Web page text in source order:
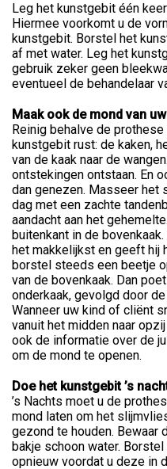
Leg het kunstgebit één
Hiermee voorkomt u de
kunstgebit. Borstel het
af met water. Leg het
gebruik zeker geen
eventueel de behandelaar
Maak ook de mond van
Reinig behalve de
kunstgebit rust: de kaken,
van de kaak naar de
ontstekingen ontstaan. En
dan genezen. Masseer het
dag met een zachte
aandacht aan het
buitenkant in de
het makkelijkst en geeft hij
borstel steeds een beetje
van de bovenkaak. Dan
onderkaak, gevolgd door
Wanneer uw kind of cliënt
vanuit het midden naar
ook de informatie over de
om de mond te openen.
Doe het kunstgebit ’s
’s Nachts moet u de
mond laten om het
gezond te houden. Bewaar
bakje schoon water.
opnieuw voordat u deze in